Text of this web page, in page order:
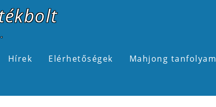
Hírek Elérhetőségek Mahjong tanfolyam